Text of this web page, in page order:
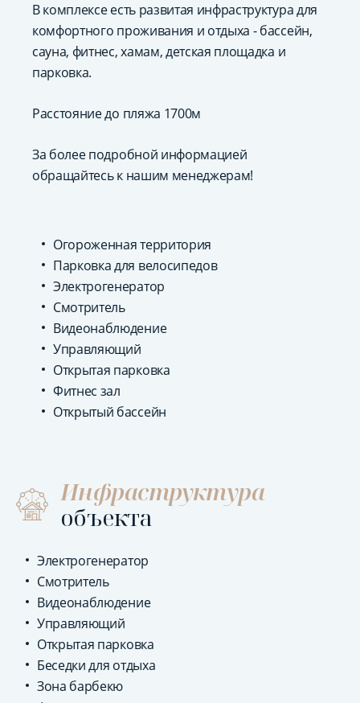
В комплексе есть развитая инфраструктура для
комфортного проживания и отдыха - бассейн,
сауна, фитнес, хамам, детская площадка и
парковка.
Расстояние до пляжа 1700м
За более подробной информацией
обращайтесь к нашим менеджерам!
Огороженная территория
Парковка для велосипедов
Электрогенератор
Смотритель
Видеонаблюдение
Управляющий
Открытая парковка
Фитнес зал
Открытый бассейн
Инфраструктура
объекта
Электрогенератор
Смотритель
Видеонаблюдение
Управляющий
Открытая парковка
Беседки для отдыха
Зона барбекю